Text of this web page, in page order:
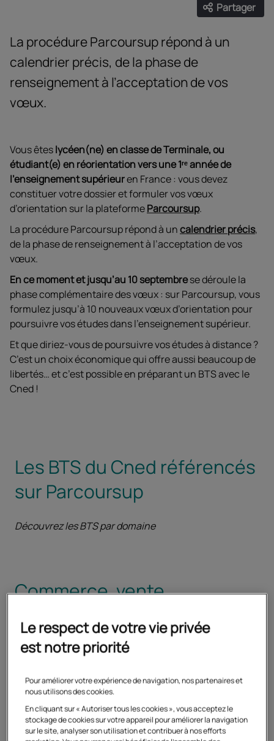
Partager
Ouvrir
La procédure Parcoursup répond à un
calendrier précis, de la phase de
renseignement à l’acceptation de vos
vœux.
Vous êteslycéen(ne) en classe de Terminale, ou
étudiant(e) en réorientation vers une 1ʳᵉ année de
l’enseignement supérieuren France : vous devez
constituer votre dossier et formuler vos vœux
d’orientation sur la plateformeParcoursup.
La procédure Parcoursup répond à uncalendrier précis,
de la phase de renseignement à l’acceptation de vos
vœux.
En ce moment et jusqu’au 10 septembrese déroule la
phase complémentaire des vœux : sur Parcoursup, vous
formulez jusqu’à 10 nouveaux vœux d’orientation pour
poursuivre vos études dans l’enseignement supérieur.
Et que diriez-vous de poursuivre vos études à distance ?
C’est un choix économique qui offre aussi beaucoup de
libertés… et c’est possible en préparant un BTS avec le
Cned !
Les BTS du Cned référencés
sur Parcoursup
Découvrez les BTS par domaine
Commerce, vente
BTS Commerce international
Le respect de votre vie privée
est notre priorité
Pour améliorer votre expérience de navigation, nos partenaires et
nous utilisons des cookies.
En cliquant sur « Autoriser tous les cookies », vous acceptez le
stockage de cookies sur votre appareil pour améliorer la navigation
sur le site, analyser son utilisation et contribuer à nos efforts